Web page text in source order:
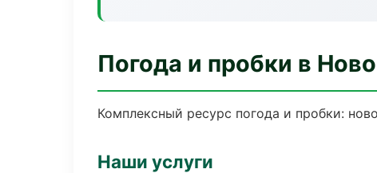
Погода и пробки в
Комплексный ресурс погода и пробки:
Наши услуги